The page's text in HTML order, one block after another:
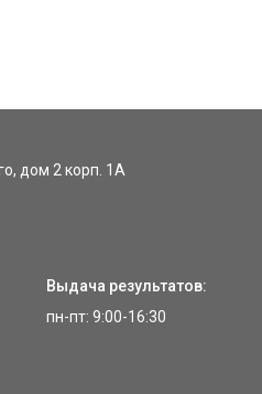
дом 2 корп. 1А
Выдача результатов:
пн-пт: 9:00-16:30